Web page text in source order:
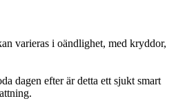
varieras i oändlighet, med kryddor,
dagen efter är detta ett sjukt smart